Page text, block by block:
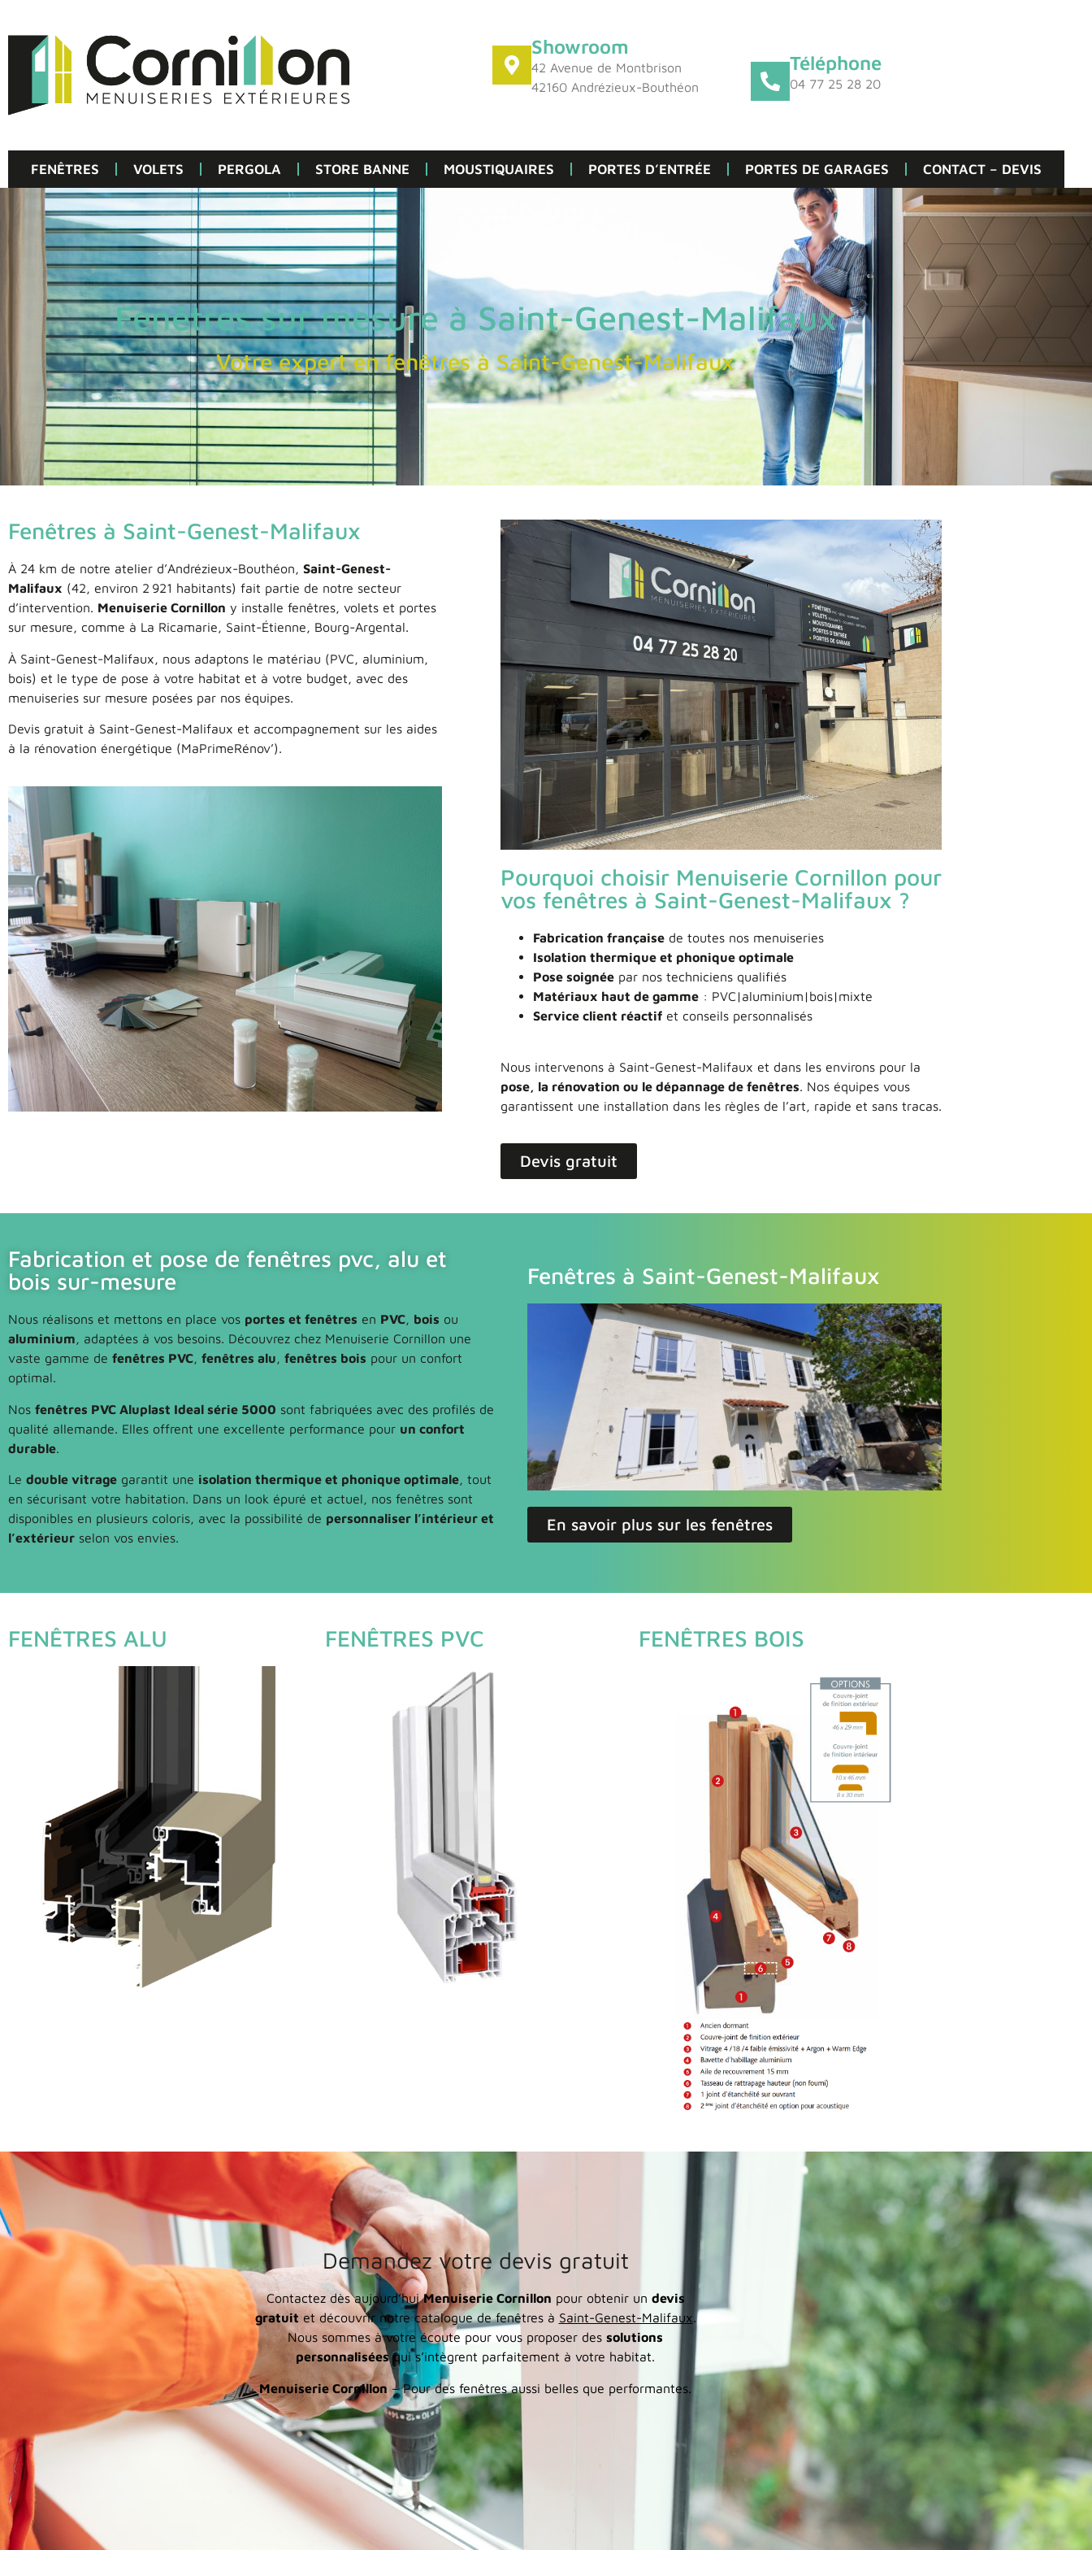
Showroom
42 Avenue de Montbrison
42160 Andrézieux-Bouthéon
Téléphone
04 77 25 28 20
FENÊTRES VOLETS PERGOLA STORE BANNE MOUSTIQUAIRES PORTES D’ENTRÉE PORTES DE GARAGES CONTACT – DEVIS
Fenêtres sur mesure à Saint-Genest-Malifaux
Votre expert en fenêtres à Saint-Genest-Malifaux
Fenêtres à Saint-Genest-Malifaux
À 24 km de notre atelier d’Andrézieux-Bouthéon, Saint-Genest-
Malifaux (42, environ 2 921 habitants) fait partie de notre secteur
d’intervention. Menuiserie Cornillon y installe fenêtres, volets et portes
sur mesure, comme à La Ricamarie, Saint-Étienne, Bourg-Argental.
À Saint-Genest-Malifaux, nous adaptons le matériau (PVC, aluminium,
bois) et le type de pose à votre habitat et à votre budget, avec des
menuiseries sur mesure posées par nos équipes.
Devis gratuit à Saint-Genest-Malifaux et accompagnement sur les aides
à la rénovation énergétique (MaPrimeRénov’).
Pourquoi choisir Menuiserie Cornillon pour
vos fenêtres à Saint-Genest-Malifaux ?
Fabrication françaisede toutes nos menuiseries
Isolation thermique et phonique optimale
Pose soignéepar nos techniciens qualifiés
Matériaux haut de gamme: PVC|aluminium|bois|mixte
Service client réactifet conseils personnalisés
Nous intervenons à Saint-Genest-Malifaux et dans les environs pour la
pose, la rénovation ou le dépannage de fenêtres. Nos équipes vous
garantissent une installation dans les règles de l’art, rapide et sans tracas.
Devis gratuit
Fabrication et pose de fenêtres pvc, alu et
bois sur-mesure
Nous réalisons et mettons en place vos portes et fenêtres en PVC, bois ou
aluminium, adaptées à vos besoins. Découvrez chez Menuiserie Cornillon une
vaste gamme de fenêtres PVC, fenêtres alu, fenêtres bois pour un confort
optimal.
Nos fenêtres PVC Aluplast Ideal série 5000 sont fabriquées avec des profilés de
qualité allemande. Elles offrent une excellente performance pour un confort
durable.
Le double vitrage garantit une isolation thermique et phonique optimale, tout
en sécurisant votre habitation. Dans un look épuré et actuel, nos fenêtres sont
disponibles en plusieurs coloris, avec la possibilité de personnaliser l’intérieur et
l’extérieur selon vos envies.
Fenêtres à Saint-Genest-Malifaux
En savoir plus sur les fenêtres
FENÊTRES ALU FENÊTRES PVC FENÊTRES BOIS
Demandez votre devis gratuit
Contactez dès aujourd’huiMenuiserie Cornillon pour obtenir un devis
gratuit et découvrir notre catalogue de fenêtres à Saint-Genest-Malifaux.
Nous sommes à votre écoute pour vous proposer des solutions
personnaliséesqui s’intègrent parfaitement à votre habitat.
Menuiserie Cornillon – Pour des fenêtres aussi belles que performantes.